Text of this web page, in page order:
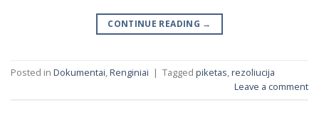
CONTINUE READING →
Posted in Dokumentai,Renginiai | Tagged piketas,rezoliucija
Leave a comment